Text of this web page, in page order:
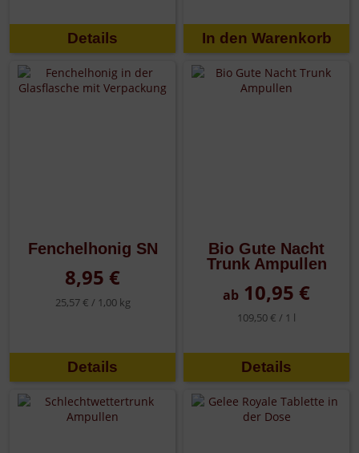
Details
Fenchelhonig SN
8,95 €
25,57 € / 1,00 kg
Details
Bio Gute Nacht
Trunk Ampullen
ab 10,95 €
109,50 € / 1 l
Details